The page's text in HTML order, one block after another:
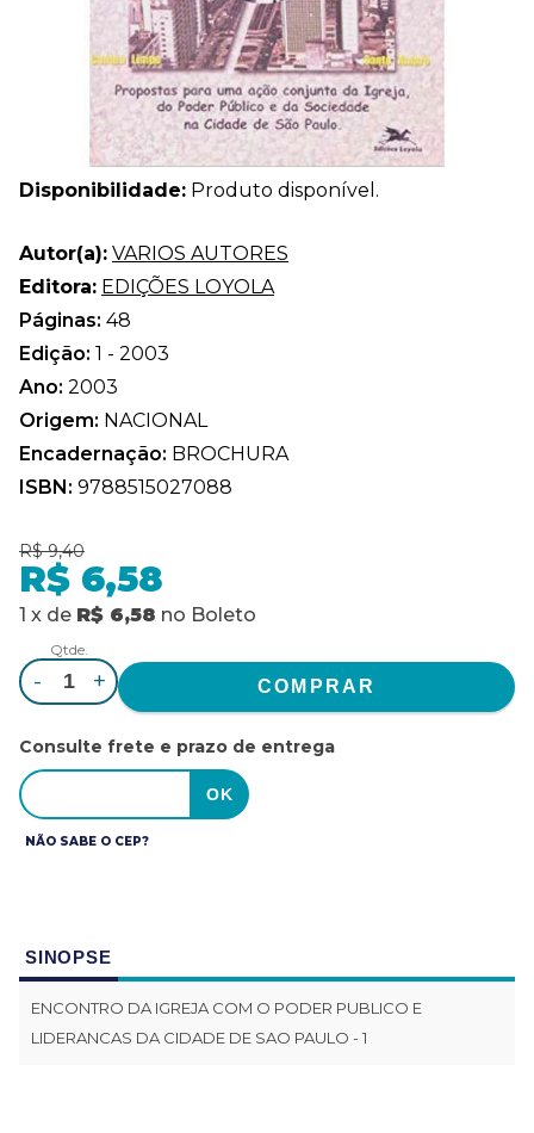
Disponibilidade: Produto disponível.
Autor(a): VARIOS AUTORES
Editora: EDIÇÕES LOYOLA
Páginas: 48
Edição: 1 - 2003
Ano: 2003
Origem: NACIONAL
Encadernação: BROCHURA
ISBN: 9788515027088
R$ 9,40
R$ 6,58
1 x de R$ 6,58 no Boleto
Qtde.
- +
Consulte frete e prazo de entrega
NÃO SABE O CEP?
SINOPSE
ENCONTRO DA IGREJA COM O PODER PUBLICO E
LIDERANCAS DA CIDADE DE SAO PAULO - 1